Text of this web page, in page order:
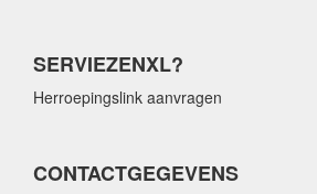
SERVIEZENXL?
Herroepingslink aanvragen
CONTACTGEGEVENS